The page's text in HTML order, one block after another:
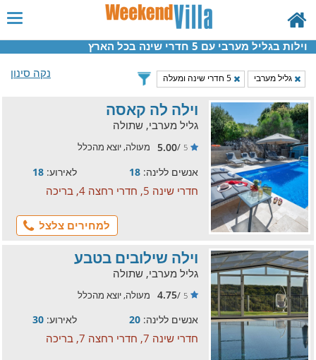
וילות בגליל מערבי עם 5 חדרי שינה בכל הארץ
נקה סינון
גליל מערבי 5 חדרי שינה ומעלה
וילה לה קאסה
גליל מערבי, שתולה
5
/
5.00 מעולה, יוצא מהכלל
אנשים ללינה: 18 לאירוע: 18
חדרי שינה 5, חדרי רחצה 4, בריכה
למחירים צלצל
וילה שילובים בטבע
גליל מערבי, שתולה
5
/
4.75 מעולה, יוצא מהכלל
אנשים ללינה: 20 לאירוע: 30
חדרי שינה 7, חדרי רחצה 7, בריכה